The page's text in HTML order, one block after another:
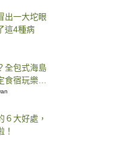
出一大坨眼
這4種病
全包式海島
食宿玩樂，
６大好處，
！